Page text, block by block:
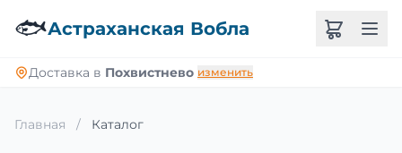
🐟Астраханская Вобла
Доставка в Похвистнево изменить
Главная / Каталог